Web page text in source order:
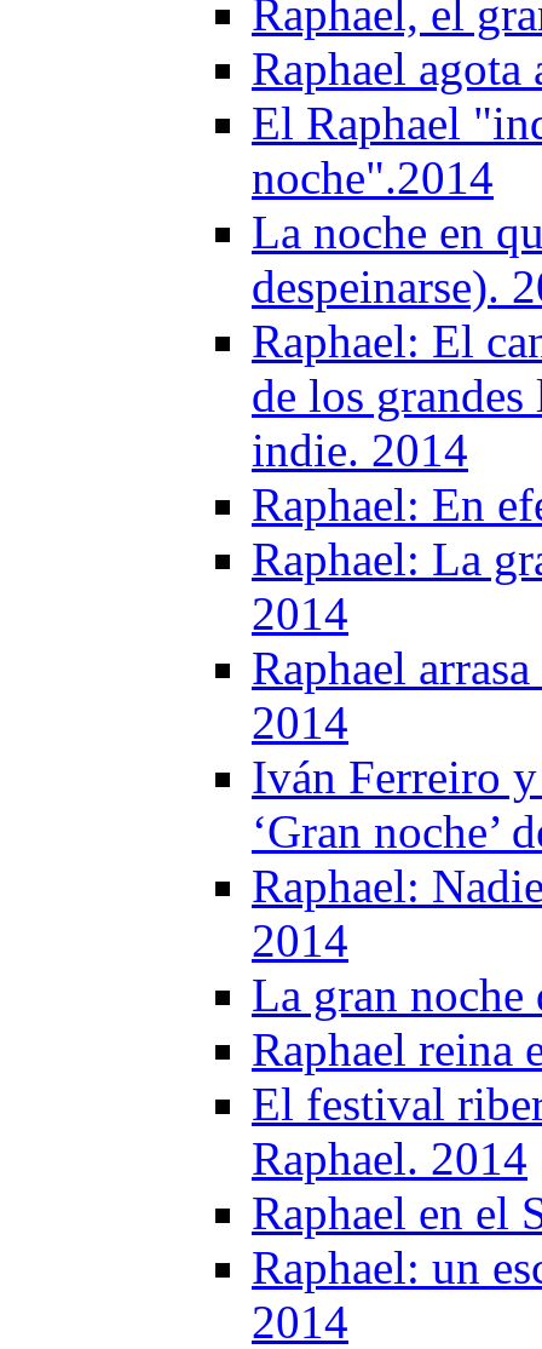
Raphael, el
Raphael
El Raphael
noche".2014
La noche en
despeinarse).
Raphael: El
de los
indie. 2014
Raphael: En
Raphael: La
2014
Raphael
2014
Iván Ferreiro
‘Gran noche’
Raphael:
2014
La gran noche
Raphael reina
El festival
Raphael. 2014
Raphael en el
Raphael: un
2014